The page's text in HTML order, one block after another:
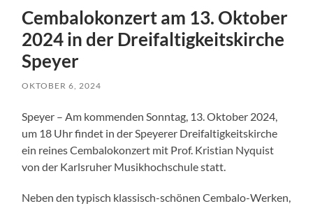
Cembalokonzert am 13. Oktober
2024 in der Dreifaltigkeitskirche
Speyer
OKTOBER 6, 2024
Speyer – Am kommenden Sonntag, 13. Oktober 2024,
um 18 Uhr findet in der Speyerer Dreifaltigkeitskirche
ein reines Cembalokonzert mit Prof. Kristian Nyquist
von der Karlsruher Musikhochschule statt.
Neben den typisch klassisch-schönen Cembalo-Werken,